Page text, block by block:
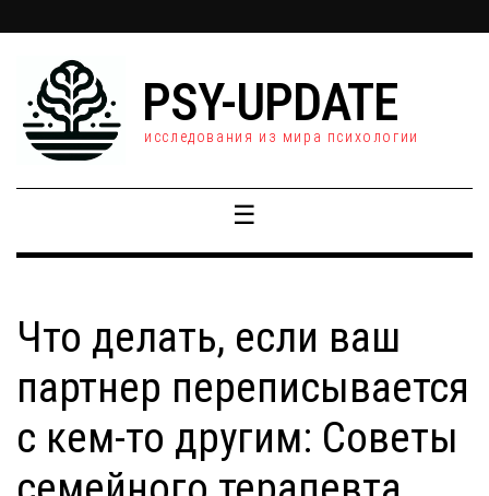
PSY-UPDATE
исследования из мира психологии
☰
Что делать, если ваш
партнер переписывается
с кем-то другим: Советы